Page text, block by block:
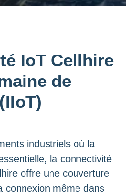
IoT Cellhire
de
industriels où la
la connectivité
offre une couverture
connexion même dans